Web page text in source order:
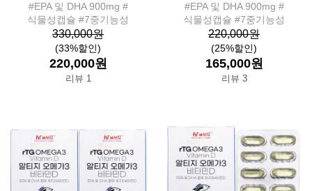
#EPA 및 DHA 900mg #
식물성캡슐 #7중기능성
330,000원
(33%할인)
220,000원
리뷰 1
#EPA 및 DHA 900mg #
식물성캡슐 #7중기능성
220,000원
(25%할인)
165,000원
리뷰 3